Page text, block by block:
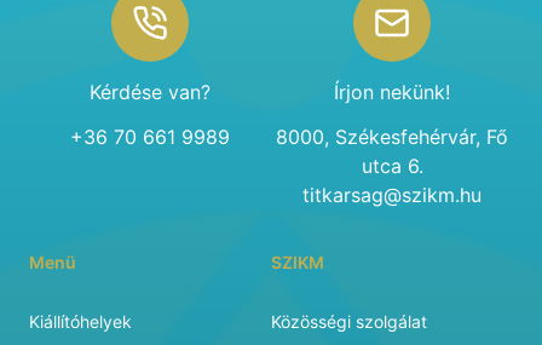
Kérdése van?
+36 70 661 9989
Írjon nekünk!
8000, Székesfehérvár, Fő
utca 6.
titkarsag@szikm.hu
Menü
Kiállítóhelyek
SZIKM
Közösségi szolgálat